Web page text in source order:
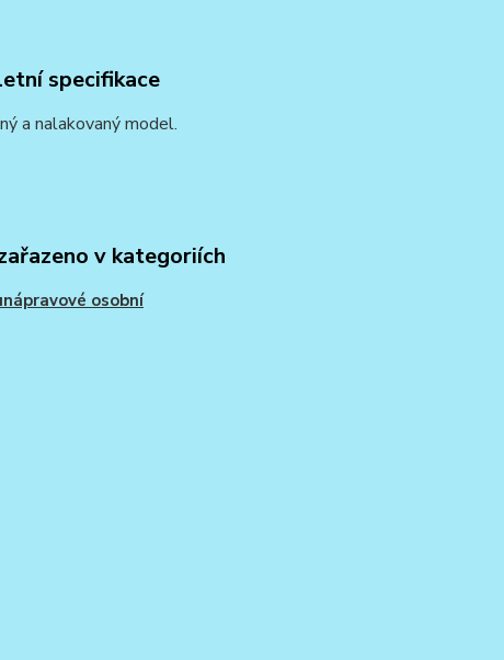
specifikace
a nalakovaný model.
v kategoriích
osobní